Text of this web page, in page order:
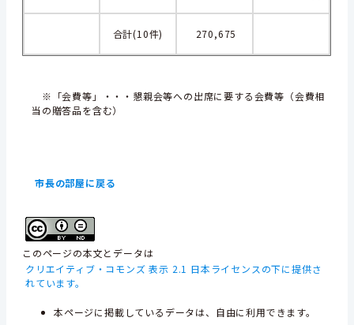
合計(10件) 270,675
※「会費等」・・・懇親会等への出席に要する会費等（会費相
当の贈答品を含む）
市長の部屋に戻る
このページの本文とデータは
クリエイティブ・コモンズ 表示 2.1 日本ライセンスの下に提供さ
れています。
本ページに掲載しているデータは、自由に利用できます。